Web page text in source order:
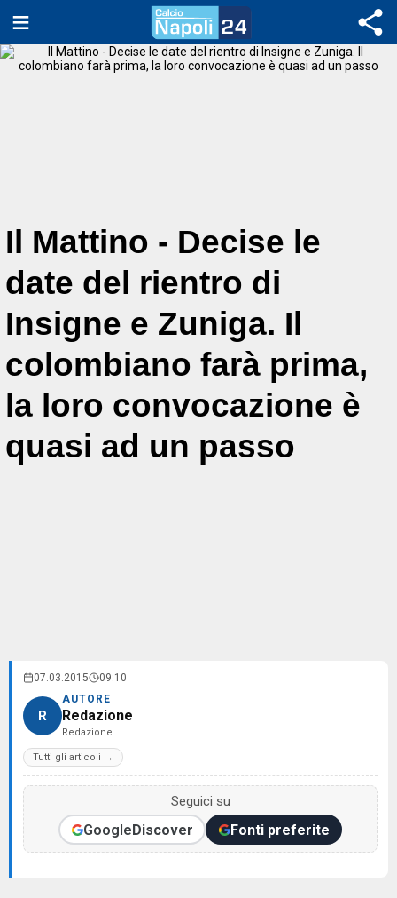
Il Mattino - Decise le
date del rientro di
Insigne e Zuniga. Il
colombiano farà prima,
la loro convocazione è
quasi ad un passo
07.03.2015 09:10
R
AUTORE
Redazione
Redazione
Tutti gli articoli →
Seguici su
GoogleDiscover Fonti preferite